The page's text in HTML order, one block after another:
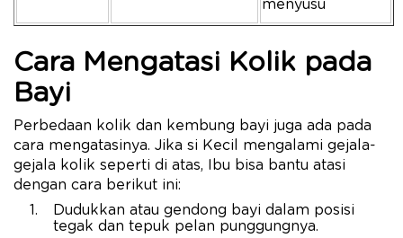
menyusu
Cara Mengatasi Kolik pada
Bayi
Perbedaan kolik dan kembung bayi juga ada pada
cara mengatasinya. Jika si Kecil mengalami gejala-
gejala kolik seperti di atas, Ibu bisa bantu atasi
dengan cara berikut ini:
Dudukkan atau gendong bayi dalam posisi
tegak dan tepuk pelan punggungnya.